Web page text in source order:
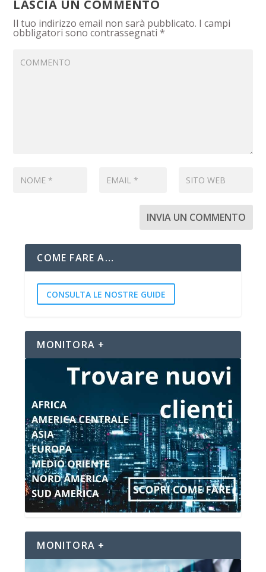
LASCIA UN COMMENTO
Il tuo indirizzo email non sarà pubblicato. I campi
obbligatori sono contrassegnati*
COME FARE A…
CONSULTA LE NOSTRE GUIDE
MONITORA +
MONITORA +